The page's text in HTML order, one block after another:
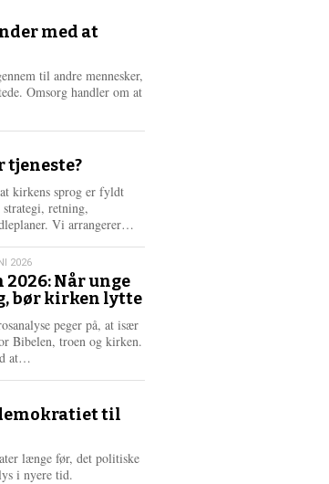
e
e
med at
til andre mennesker,
Omsorg handler om at
tjeneste?
kirkens sprog er fyldt
retning,
Vi arrangerer…
r
e
2026
Når unge
bør kirken lytte
peger på, at især
Bibelen, troen og kirken.
at…
e
e
til
længe før, det politiske
i nyere tid.